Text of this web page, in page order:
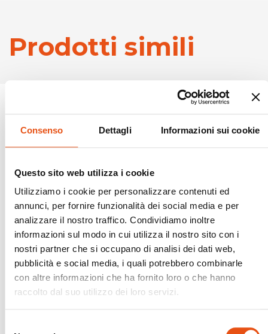
Consenso Dettagli Informazioni sui cookie
Questo sito web utilizza i cookie
Utilizziamo i cookie per personalizzare contenuti ed
annunci, per fornire funzionalità dei social media e per
analizzare il nostro traffico. Condividiamo inoltre
informazioni sul modo in cui utilizza il nostro sito con i
nostri partner che si occupano di analisi dei dati web,
pubblicità e social media, i quali potrebbero combinarle
con altre informazioni che ha fornito loro o che hanno
raccolto dal suo utilizzo dei loro servizi.
Prodotti simili